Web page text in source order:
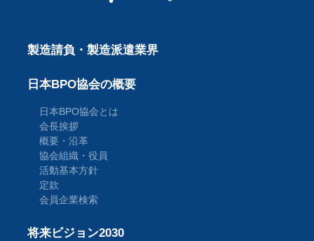
製造請負・製造派遣業界
日本BPO協会の概要
日本BPO協会とは
会長挨拶
概要・沿革
協会組織・役員
活動基本方針
定款
会員企業検索
将来ビジョン2030